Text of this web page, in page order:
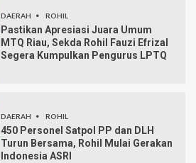
DAERAH ROHIL
Pastikan Apresiasi Juara Umum
MTQ Riau, Sekda Rohil Fauzi Efrizal
Segera Kumpulkan Pengurus LPTQ
DAERAH ROHIL
450 Personel Satpol PP dan DLH
Turun Bersama, Rohil Mulai Gerakan
Indonesia ASRI